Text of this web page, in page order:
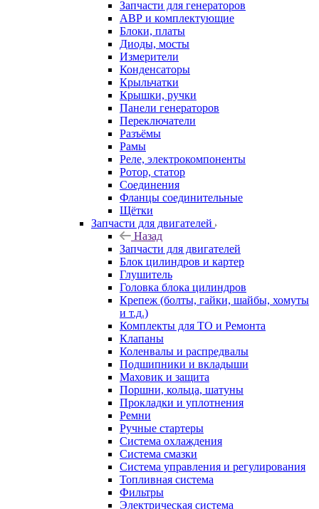
Запчасти для генераторов
АВР и комплектующие
Блоки, платы
Диоды, мосты
Измерители
Конденсаторы
Крыльчатки
Крышки, ручки
Панели генераторов
Переключатели
Разъёмы
Рамы
Реле, электрокомпоненты
Ротор, статор
Соединения
Фланцы соединительные
Щётки
Запчасти для двигателей
Назад
Запчасти для двигателей
Блок цилиндров и картер
Глушитель
Головка блока цилиндров
Крепеж (болты, гайки, шайбы, хомуты
и т.д.)
Комплекты для ТО и Ремонта
Клапаны
Коленвалы и распредвалы
Подшипники и вкладыши
Маховик и защита
Поршни, кольца, шатуны
Прокладки и уплотнения
Ремни
Ручные стартеры
Система охлаждения
Система смазки
Система управления и регулирования
Топливная система
Фильтры
Электрическая система